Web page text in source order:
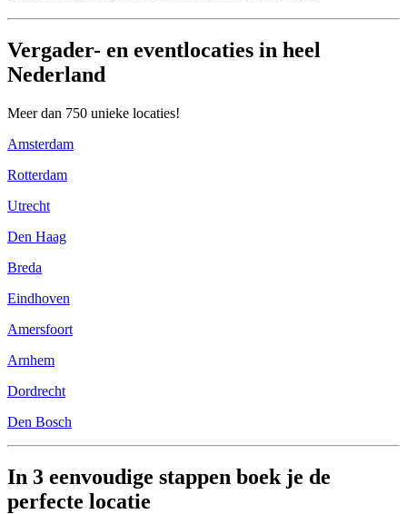
Vergader- en eventlocaties in heel
Nederland
Meer dan 750 unieke locaties!
Amsterdam
Rotterdam
Utrecht
Den Haag
Breda
Eindhoven
Amersfoort
Arnhem
Dordrecht
Den Bosch
In 3 eenvoudige stappen boek je de
perfecte locatie